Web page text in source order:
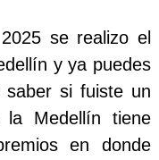
se realizo el
y ya puedes
saber si fuiste un
la Medellín tiene
en donde